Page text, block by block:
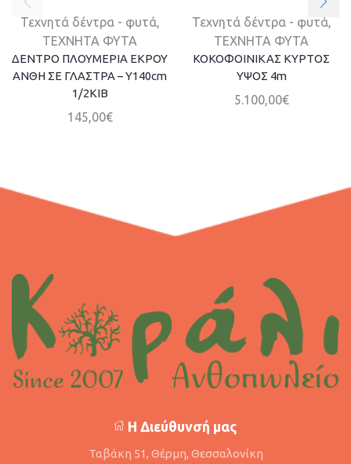
Τεχνητά δέντρα - φυτά,
ΤΕΧΝΗΤΑ ΦΥΤΑ
ΔΕΝΤΡΟ ΠΛΟΥΜΕΡΙΑ ΕΚΡΟΥ
ΑΝΘΗ ΣΕ ΓΛΑΣΤΡΑ – Y140cm
1/2KIB
145,00€
Τεχνητά δέντρα - φυτά,
ΤΕΧΝΗΤΑ ΦΥΤΑ
ΚΟΚΟΦΟΙΝΙΚΑΣ ΚΥΡΤΟΣ
ΥΨΟΣ 4m
5.100,00€
Η Διεύθυνσή μας
Ταβάκη 51, Θέρμη, Θεσσαλονίκη